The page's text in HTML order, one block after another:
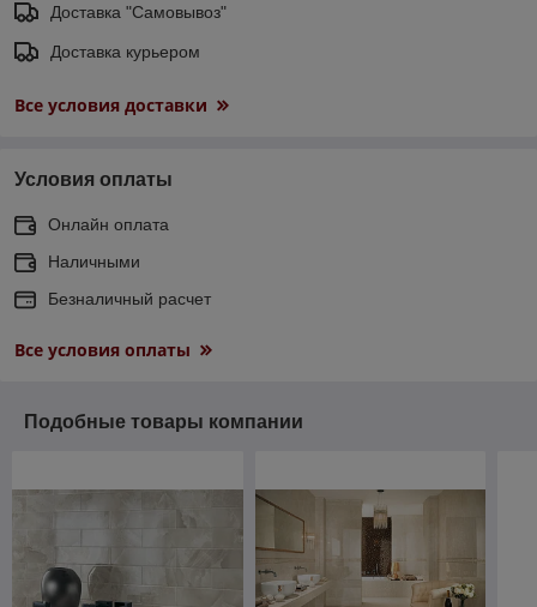
Доставка "Самовывоз"
Доставка курьером
Все условия доставки
Условия оплаты
Онлайн оплата
Наличными
Безналичный расчет
Все условия оплаты
Подобные товары компании